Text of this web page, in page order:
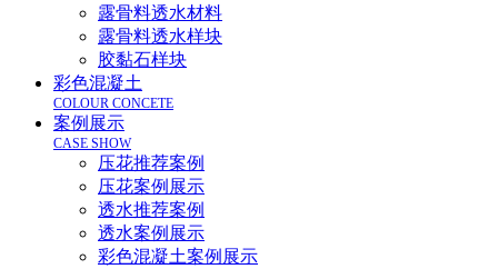
露骨料透水材料
露骨料透水样块
胶黏石样块
彩色混凝土
COLOUR CONCETE
案例展示
CASE SHOW
压花推荐案例
压花案例展示
透水推荐案例
透水案例展示
彩色混凝土案例展示